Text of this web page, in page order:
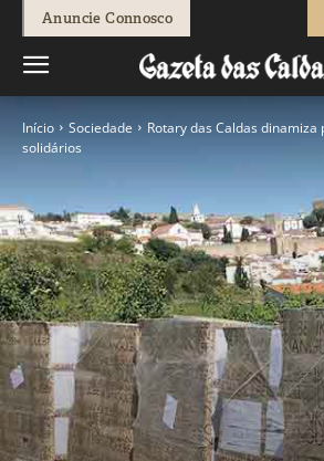
Anuncie Connosco
Início Sociedade
Rotary das Caldas dinamiza
solidários